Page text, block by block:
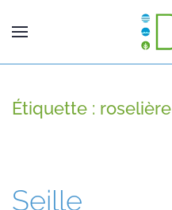
Étiquette : roselière
Seille